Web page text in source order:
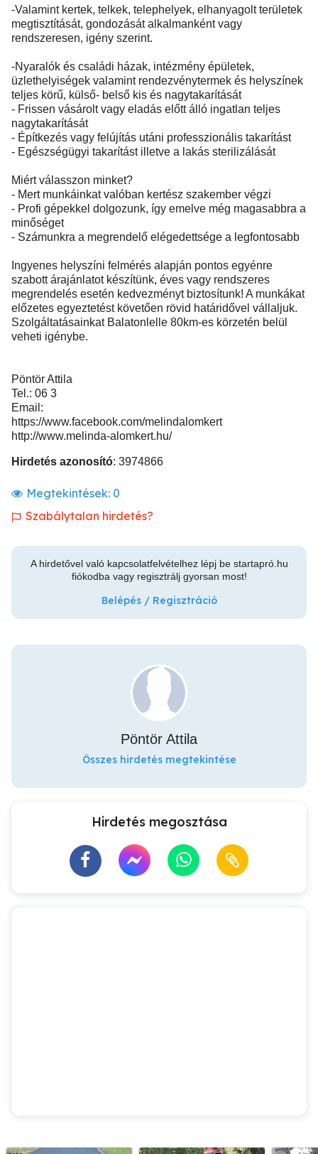
-Valamint kertek, telkek, telephelyek, elhanyagolt területek
megtisztítását, gondozását alkalmanként vagy
rendszeresen, igény szerint.
-Nyaralók és családi házak, intézmény épületek,
üzlethelyiségek valamint rendezvénytermek és helyszínek
teljes körű, külső- belső kis és nagytakarítását
- Frissen vásárolt vagy eladás előtt álló ingatlan teljes
nagytakarítását
- Építkezés vagy felújítás utáni professzionális takarítást
- Egészségügyi takarítást illetve a lakás sterilizálását
Miért válasszon minket?
- Mert munkáinkat valóban kertész szakember végzi
- Profi gépekkel dolgozunk, így emelve még magasabbra a
minőséget
- Számunkra a megrendelő elégedettsége a legfontosabb
Ingyenes helyszíni felmérés alapján pontos egyénre
szabott árajánlatot készítünk, éves vagy rendszeres
megrendelés esetén kedvezményt biztosítunk! A munkákat
előzetes egyeztetést követően rövid határidővel vállaljuk.
Szolgáltatásainkat Balatonlelle 80km-es körzetén belül
veheti igénybe.
Pöntör Attila
Tel.: 06 3
Email:
https://www.facebook.com/melindalomkert
http://www.melinda-alomkert.hu/
Hirdetés azonosító: 3974866
Megtekintések: 0
Szabálytalan hirdetés?
A hirdetővel való kapcsolatfelvételhez lépj be startapró.hu
fiókodba vagy regisztrálj gyorsan most!
Belépés / Regisztráció
Pöntör Attila
Összes hirdetés megtekintése
Hirdetés megosztása